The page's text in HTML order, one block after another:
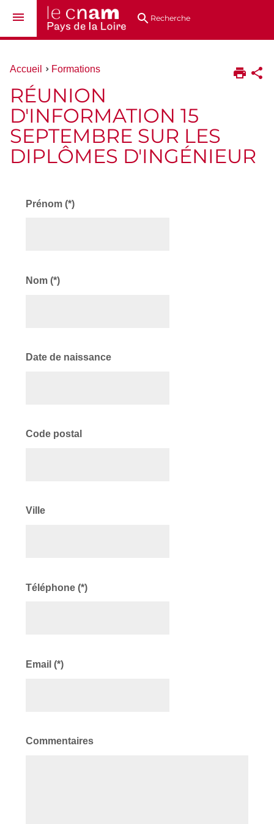
au
directsRecherche
Vous
ici :
Accueil Formations
RÉUNION
D'INFORMATION 15
SEPTEMBRE SUR LES
DIPLÔMES D'INGÉNIEUR
Prénom (*)
Nom (*)
Date de naissance
Code postal
Ville
Téléphone (*)
Email (*)
Commentaires